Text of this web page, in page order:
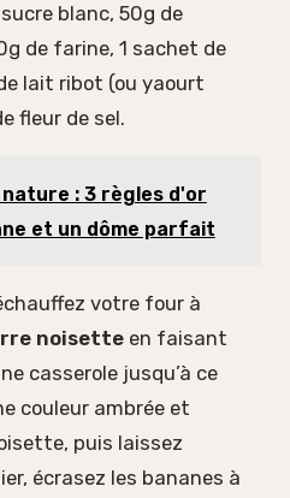
blanc, 50g de
de farine, 1 sachet de
lait ribot (ou yaourt
fleur de sel.
nature : 3 règles d'or
et un dôme parfait
votre four à
noisette en faisant
casserole jusqu’à ce
couleur ambrée et
puis laissez
écrasez les bananes à